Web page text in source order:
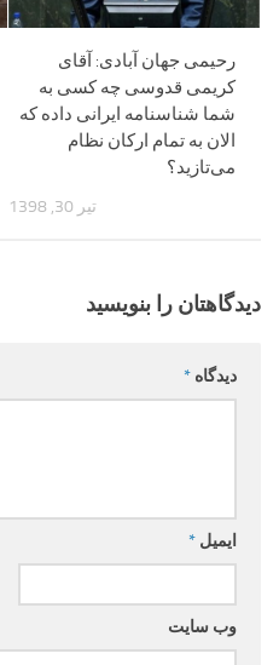
رحیمی جهان آبادی: آقای
کریمی قدوسی چه کسی به
شما شناسنامه ایرانی داده که
الان به تمام ارکان نظام
می‌تازید؟
تیر 30, 1398
دیدگاهتان را بنویسید
دیدگاه *
ایمیل *
وب‌ سایت